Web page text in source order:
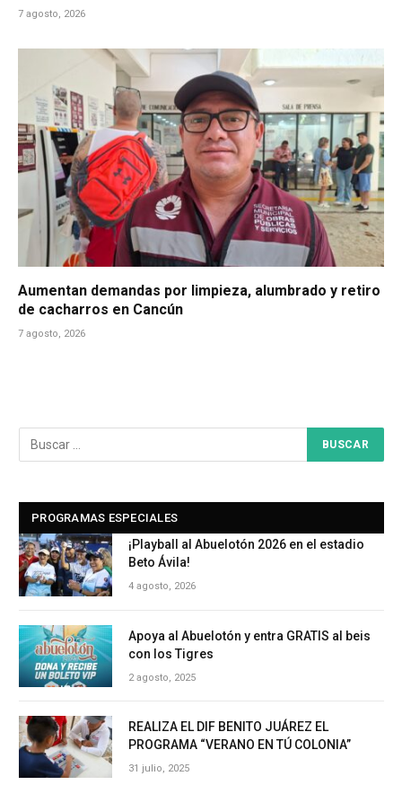
7 agosto, 2026
Aumentan demandas por limpieza, alumbrado y retiro
de cacharros en Cancún
7 agosto, 2026
PROGRAMAS ESPECIALES
¡Playball al Abuelotón 2026 en el estadio
Beto Ávila!
4 agosto, 2026
Apoya al Abuelotón y entra GRATIS al beis
con los Tigres
2 agosto, 2025
REALIZA EL DIF BENITO JUÁREZ EL
PROGRAMA “VERANO EN TÚ COLONIA”
31 julio, 2025